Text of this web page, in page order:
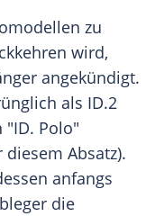
zu
wird,
angekündigt.
als ID.2
Polo"
Absatz).
anfangs
die